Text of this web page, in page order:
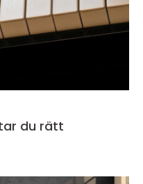
du rätt